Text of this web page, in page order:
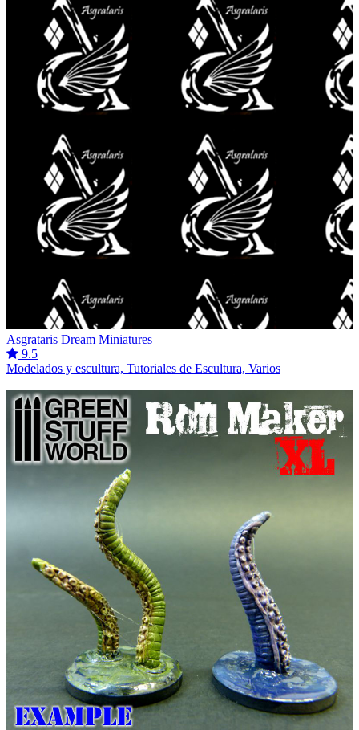
Asgrataris Dream Miniatures
9.5
Modelados y escultura, Tutoriales de Escultura, Varios